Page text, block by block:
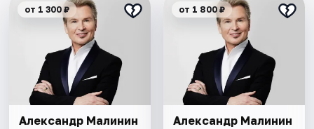
от 1 300 ₽
Александр Малинин
от 1 800 ₽
Александр Малинин